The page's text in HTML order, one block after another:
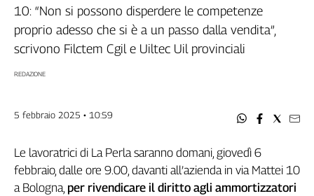
Flc
Fp
Nidil
Spi
Caaf
Speciali
10: “Non si possono disperdere le competenze
proprio adesso che si è a un passo dalla vendita”,
scrivono Filctem Cgil e Uiltec Uil provinciali
REDAZIONE
5 febbraio 2025 • 10:59
Le lavoratrici di La Perla saranno domani, giovedì 6
febbraio, dalle ore 9.00, davanti all’azienda in via Mattei 10
a Bologna, per rivendicare il diritto agli ammortizzatori